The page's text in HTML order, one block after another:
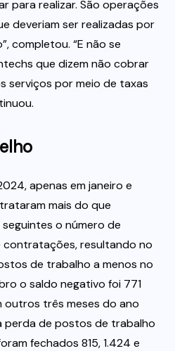
para realizar. São operações
deveriam ser realizadas por
completou. “E não se
que dizem não cobrar
serviços por meio de taxas
apenas em janeiro e
mais do que
seguintes o número de
contratações, resultando no
de trabalho a menos no
o saldo negativo foi 771
outros três meses do ano
perda de postos de trabalho
fechados 815, 1.424 e